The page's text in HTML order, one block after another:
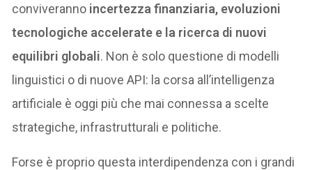
conviveranno incertezza finanziaria, evoluzioni
tecnologiche accelerate e la ricerca di nuovi
equilibri globali. Non è solo questione di modelli
linguistici o di nuove API: la corsa all’intelligenza
artificiale è oggi più che mai connessa a scelte
strategiche, infrastrutturali e politiche.
Forse è proprio questa interdipendenza con i grandi